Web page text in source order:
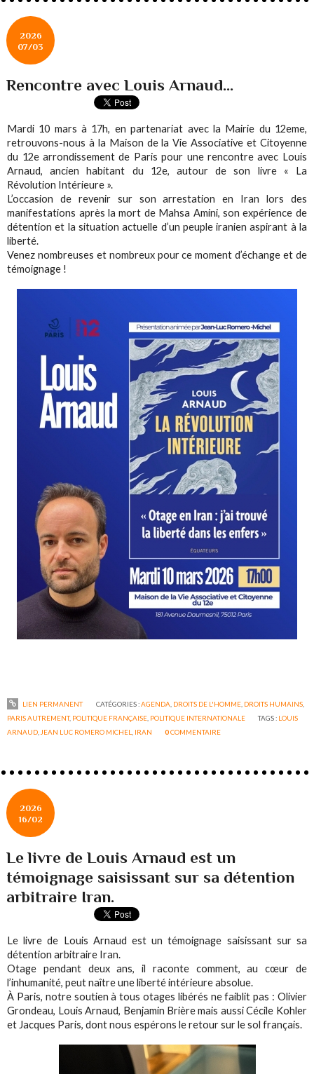
2026
07/03
Rencontre avec Louis Arnaud...
Mardi 10 mars à 17h, en partenariat avec la Mairie du 12eme,
retrouvons-nous à la Maison de la Vie Associative et Citoyenne
du 12e arrondissement de Paris pour une rencontre avec Louis
Arnaud, ancien habitant du 12e, autour de son livre « La
Révolution Intérieure ».
L’occasion de revenir sur son arrestation en Iran lors des
manifestations après la mort de Mahsa Amini, son expérience de
détention et la situation actuelle d’un peuple iranien aspirant à la
liberté.
Venez nombreuses et nombreux pour ce moment d’échange et de
témoignage !
LIEN PERMANENT CATÉGORIES :AGENDA DROITS DE L'HOMME, DROITS HUMAINS,
PARIS AUTREMENT, POLITIQUE FRANÇAISE POLITIQUE INTERNATIONALE TAGS : LOUIS
ARNAUD JEAN LUC ROMERO MICHEL IRAN 0COMMENTAIRE
2026
16/02
Le livre de Louis Arnaud est un
témoignage saisissant sur sa détention
arbitraire Iran.
Le livre de Louis Arnaud est un témoignage saisissant sur sa
détention arbitraire Iran.
Otage pendant deux ans, il raconte comment, au cœur de
l’inhumanité, peut naître une liberté intérieure absolue.
À Paris, notre soutien à tous otages libérés ne faiblit pas : Olivier
Grondeau, Louis Arnaud, Benjamin Brière mais aussi Cécile Kohler
et Jacques Paris, dont nous espérons le retour sur le sol français.